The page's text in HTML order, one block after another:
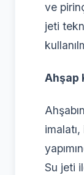
ve
jeti
Ahşap
Su jeti